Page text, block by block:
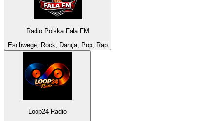
Radio Polska Fala FM
Eschwege, Rock, Dança, Pop, Rap
Loop24 Radio